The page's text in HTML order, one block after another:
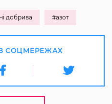
добрива #азот
СОЦМЕРЕЖАХ